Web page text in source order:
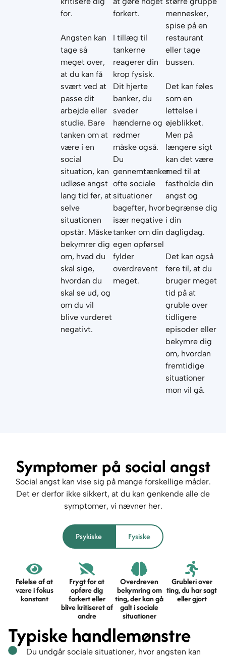
for.
Angsten kan
tage så
meget over,
at du kan få
svært ved at
passe dit
arbejde eller
studie. Bare
tanken om at
være i en
social
situation, kan
udløse angst
lang tid før, at
selve
situationen
opstår. Måske
bekymrer dig
om, hvad du
skal sige,
hvordan du
skal se ud, og
om du vil
blive vurderet
negativt.
forkert.
I tillæg til
tankerne
reagerer din
krop fysisk.
Dit hjerte
banker, du
sveder
hænderne og
rødmer
måske også.
Du
gennemtænker
ofte sociale
situationer
bagefter, hvor
især negative
tanker om din
egen opførsel
fylder
overdrevent
meget.
mennesker,
spise på en
restaurant
eller tage
bussen.
Det kan føles
som en
lettelse i
øjeblikket.
Men på
længere sigt
kan det være
med til at
fastholde din
angst og
begrænse dig
i din
dagligdag.
Det kan også
føre til, at du
bruger meget
tid på at
gruble over
tidligere
episoder eller
bekymre dig
om, hvordan
fremtidige
situationer
mon vil gå.
Symptomer på social angst
Social angst kan vise sig på mange forskellige måder.
Det er derfor ikke sikkert, at du kan genkende alle de
symptomer, vi nævner her.
Psykiske Fysiske
Følelse af at
være i fokus
konstant
Frygt for at
opføre dig
forkert eller
blive kritiseret af
andre
Overdreven
bekymring om
ting, der kan gå
galt i sociale
situationer
Grubleri over
ting, du har sagt
eller gjort
Typiske handlemønstre
Du undgår sociale situationer, hvor angsten kan